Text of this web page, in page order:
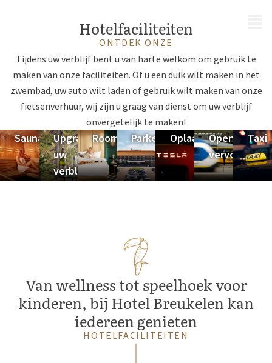
Hotelfaciliteiten
ONTDEK ONZE
Tijdens uw verblijf bent u van harte welkom om gebruik te
maken van onze faciliteiten. Of u een duik wilt maken in het
zwembad, uw auto wilt laden of gebruik wilt maken van onze
fietsenverhuur, wij zijn u graag van dienst om uw verblijf
onvergetelijk te maken!
Sauna
Upgrade
uw
verblijf
RoomserviceParkerenOplaadpuntOpenbaar
vervoer
Taxi
Van wellness tot speelhoek voor
kinderen, bij Hotel Breukelen kan
iedereen genieten
HOTELFACILITEITEN